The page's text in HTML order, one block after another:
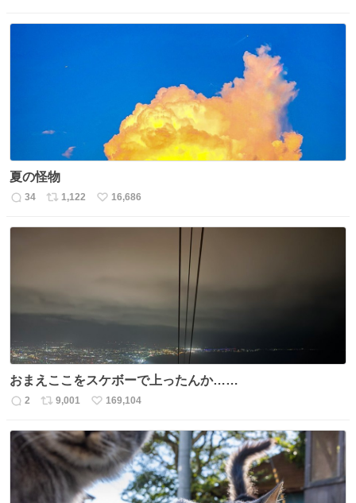
夏の怪物
返
34
リ
1,122
い
16,686
おまえここをスケボーで上ったんか……
返
数
2
リ
ス
ト
数
9,001
い
ね
数
169,104